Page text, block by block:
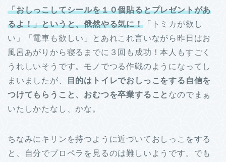
「おしっこしてシールを１０個貼るとプレゼントがあ
るよ！」というと、俄然やる気に！「トミカが欲し
い」「電車も欲しい」とあれこれ言いながら昨日はお
風呂あがりから寝るまでに３回も成功！本人もすごく
うれしいそうです。モノでつる作戦のようになってし
まいましたが、
目的はトイレでおしっこをする自信を
つけてもらうこと、おむつを卒業すること なのでまぁ
いたしかたなし、かな。
ちなみにキリンを持つように近づいておしっこをする
と、自分でプロペラを見るのは難しいようです。でも